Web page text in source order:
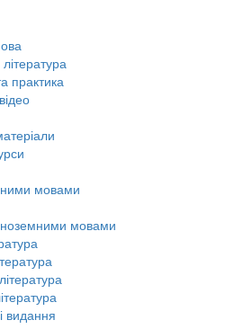
практика
мовами
мовами
видання